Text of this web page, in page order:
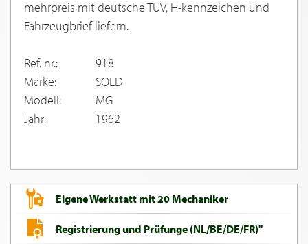
mehrpreis mit deutsche TUV, H-kennzeichen und
Fahrzeugbrief liefern.
Ref. nr.:
918
Marke:
SOLD
Modell:
MG
Jahr:
1962
Eigene Werkstatt mit 20 Mechaniker
Registrierung und Prüfunge (NL/BE/DE/FR)"